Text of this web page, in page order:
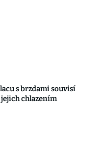
s brzdami souvisí
jejich chlazením